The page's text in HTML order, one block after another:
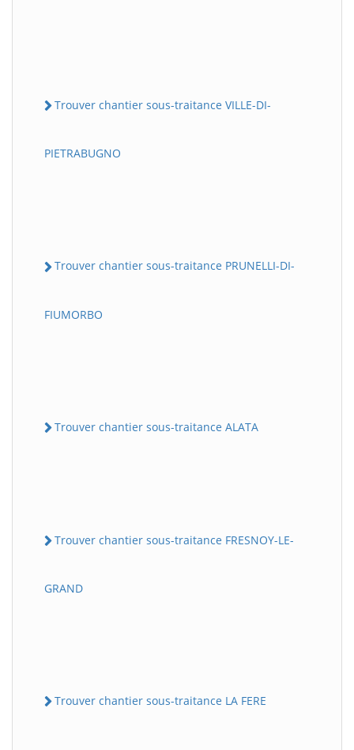
Trouver chantier sous-traitance VILLE-DI-
PIETRABUGNO
Trouver chantier sous-traitance PRUNELLI-DI-
FIUMORBO
Trouver chantier sous-traitance ALATA
Trouver chantier sous-traitance FRESNOY-LE-
GRAND
Trouver chantier sous-traitance LA FERE